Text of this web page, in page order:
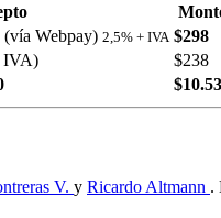
(vía Webpay) 2,5% + IVA $298
IVA)
$238
V. y Ricardo Altmann .